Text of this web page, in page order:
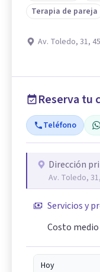
Terapia de pareja
Av. Toledo, 31,
Reserva tu
Teléfono
Dirección
Av. Toledo,
Servicios y
Costo
Hoy